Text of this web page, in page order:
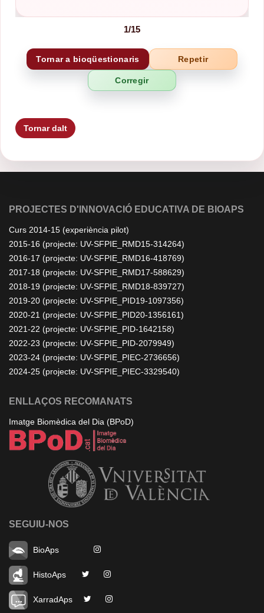
1/15
Tornar a bioqüestionaris Repetir
Tornar dalt
PROJECTES D'INNOVACIÓ EDUCATIVA DE BIOAPS
Curs 2014-15 (experiència pilot)
2015-16 (projecte: UV-SFPIE_RMD15-314264)
2016-17 (projecte: UV-SFPIE_RMD16-418769)
2017-18 (projecte: UV-SFPIE_RMD17-588629)
2018-19 (projecte: UV-SFPIE_RMD18-839727)
2019-20 (projecte: UV-SFPIE_PID19-1097356)
2020-21 (projecte: UV-SFPIE_PID20-1356161)
2021-22 (projecte: UV-SFPIE_PID-1642158)
2022-23 (projecte: UV-SFPIE_PID-2079949)
2023-24 (projecte: UV-SFPIE_PIEC-2736656)
2024-25 (projecte: UV-SFPIE_PIEC-3329540)
ENLLAÇOS RECOMANATS
Imatge Biomèdica del Dia (BPoD)
SEGUIU-NOS
BioAps
HistoAps
XarradAps